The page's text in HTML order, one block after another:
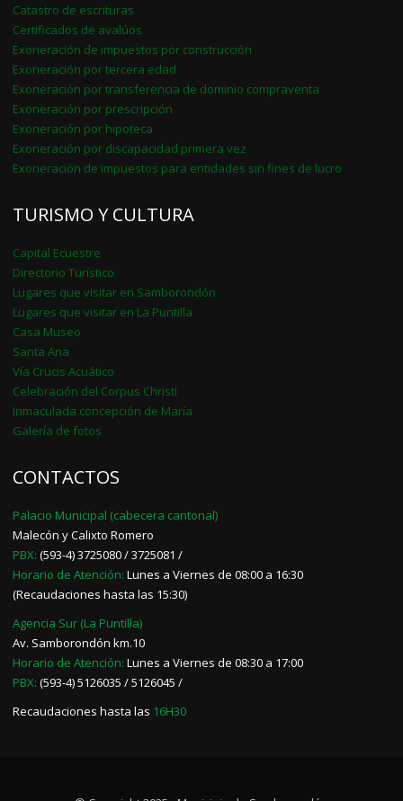
Catastro de escrituras
Certificados de avalúos
Exoneración de impuestos por construcción
Exoneración por tercera edad
Exoneración por transferencia de dominio compraventa
Exoneración por prescripción
Exoneración por hipoteca
Exoneración por discapacidad primera vez
Exoneración de impuestos para entidades sin fines de lucro
TURISMO Y CULTURA
Capital Ecuestre
Directorio Turístico
Lugares que visitar en Samborondón
Lugares que visitar en La Puntilla
Casa Museo
Santa Ana
Vía Crucis Acuático
Celebración del Corpus Christi
Inmaculada concepción de María
Galería de fotos
CONTACTOS
Palacio Municipal (cabecera cantonal)
Malecón y Calixto Romero
PBX: (593-4) 3725080 / 3725081 /
Horario de Atención: Lunes a Viernes de 08:00 a 16:30
(Recaudaciones hasta las 15:30)
Agencia Sur (La Puntilla)
Av. Samborondón km.10
Horario de Atención: Lunes a Viernes de 08:30 a 17:00
PBX: (593-4) 5126035 / 5126045 /
Recaudaciones hasta las 16H30